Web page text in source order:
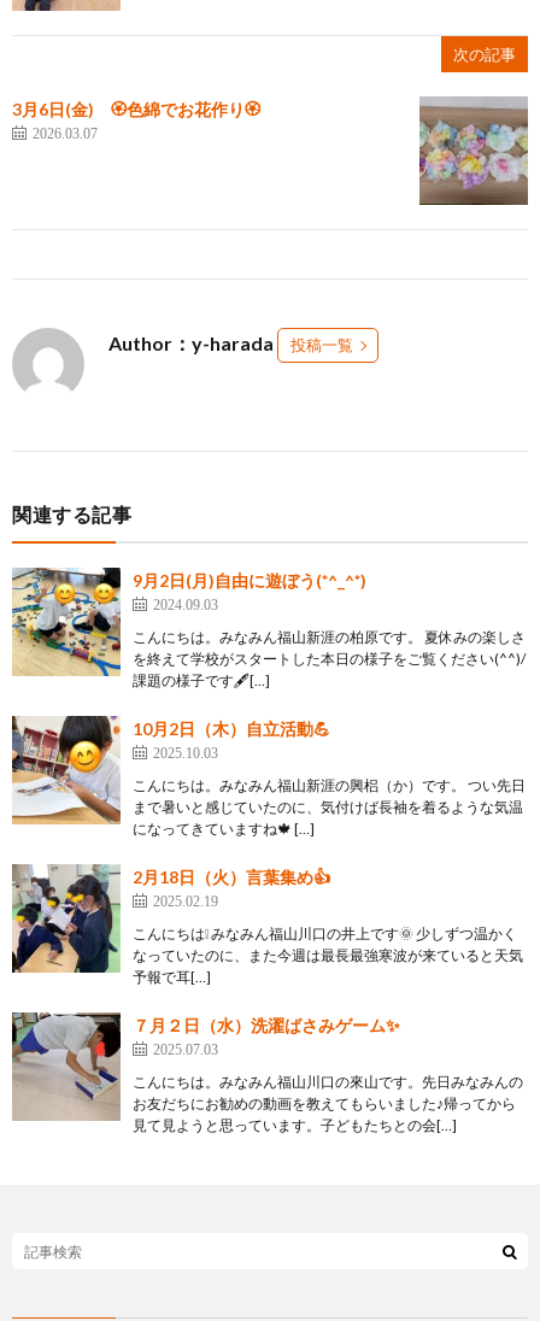
次の記事
3月6日(金) 🏵️色綿でお花作り🏵️
2026.03.07
Author：y-harada 投稿一覧
関連する記事
9月2日(月)自由に遊ぼう(*^_^*)
2024.09.03
こんにちは。みなみん福山新涯の柏原です。 夏休みの楽しさ
を終えて学校がスタートした本日の様子をご覧ください(^^)/
課題の様子です🖋[…]
10月2日（木）自立活動💪
2025.10.03
こんにちは。みなみん福山新涯の興梠（か）です。 つい先日
まで暑いと感じていたのに、気付けば長袖を着るような気温
になってきていますね🍁 […]
2月18日（火）言葉集め👍
2025.02.19
こんにちは❕ みなみん福山川口の井上です🌞 少しずつ温かく
なっていたのに、また今週は最長最強寒波が来ていると天気
予報で耳[…]
７月２日（水）洗濯ばさみゲーム✨
2025.07.03
こんにちは。みなみん福山川口の來山です。先日みなみんの
お友だちにお勧めの動画を教えてもらいました♪帰ってから
見て見ようと思っています。子どもたちとの会[…]